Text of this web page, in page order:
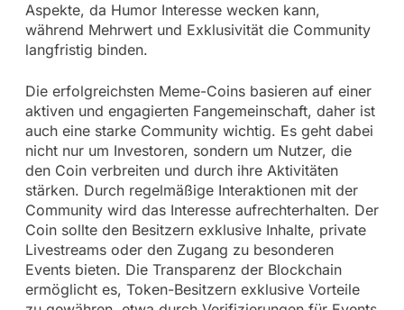
Aspekte, da Humor Interesse wecken kann,
während Mehrwert und Exklusivität die Community
langfristig binden.
Die erfolgreichsten Meme-Coins basieren auf einer
aktiven und engagierten Fangemeinschaft, daher ist
auch eine starke Community wichtig. Es geht dabei
nicht nur um Investoren, sondern um Nutzer, die
den Coin verbreiten und durch ihre Aktivitäten
stärken. Durch regelmäßige Interaktionen mit der
Community wird das Interesse aufrechterhalten. Der
Coin sollte den Besitzern exklusive Inhalte, private
Livestreams oder den Zugang zu besonderen
Events bieten. Die Transparenz der Blockchain
ermöglicht es, Token-Besitzern exklusive Vorteile